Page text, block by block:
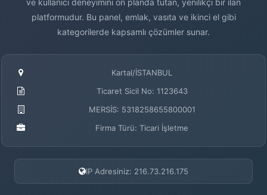
ve kullanıcı deneyimini ön planda tutan, yenilikçi bir ilan
platformudur. Bu panel, emlak, vasıta ve ikinci el gibi
kategorilerde kapsamlı çözümler sunar.
Kartal/İSTANBUL
Ticaret Sicil No: 1123643
MERSİS: 5318258655800001
Firma Türü: Ticari İşletme
IP Adresiniz: 216.73.216.175